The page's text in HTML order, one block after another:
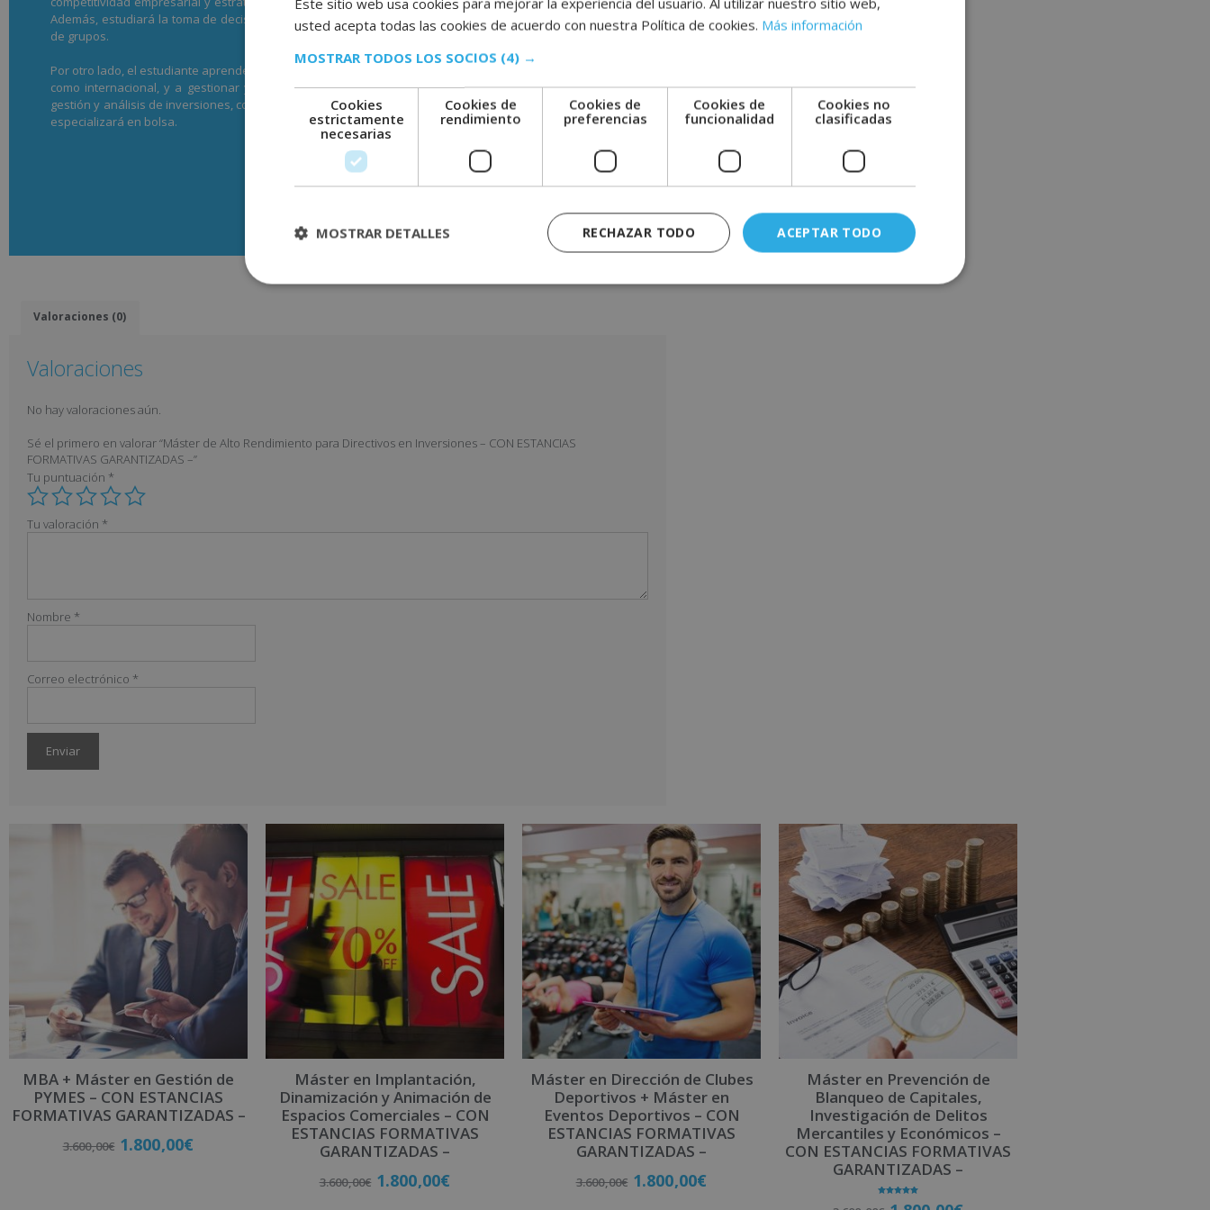
Además, estudiará la toma de decisiones y la resolución de conflictos a través de técnicas de dinámica
de grupos.
Por otro lado, el estudiante aprenderá todo lo necesario sobre financiación empresarial, a nivel nacional
como internacional, y a gestionar y analizar los riesgos financieros. Asimismo, se especializará en la
gestión y análisis de inversiones, conociendo los tipos y situaciones especiales que existen. También se
especializará en bolsa.
Valoraciones (0)
Valoraciones
No hay valoraciones aún.
Sé el primero en valorar “Máster de Alto Rendimiento para Directivos en Inversiones – CON ESTANCIAS
FORMATIVAS GARANTIZADAS –”
Tu puntuación *
Tu valoración *
Nombre *
Correo electrónico *
MBA + Máster en Gestión de
PYMES – CON ESTANCIAS
FORMATIVAS GARANTIZADAS –
3.600,00€ 1.800,00€
Máster en Implantación,
Dinamización y Animación de
Espacios Comerciales – CON
ESTANCIAS FORMATIVAS
GARANTIZADAS –
3.600,00€ 1.800,00€
Máster en Dirección de Clubes
Deportivos + Máster en
Eventos Deportivos – CON
ESTANCIAS FORMATIVAS
GARANTIZADAS –
3.600,00€ 1.800,00€
Máster en Prevención de
Blanqueo de Capitales,
Investigación de Delitos
Mercantiles y Económicos –
CON ESTANCIAS FORMATIVAS
GARANTIZADAS –
con
usted acepta todas las cookies de acuerdo con nuestra Política de cookies. Más información
MOSTRAR TODOS LOS SOCIOS (4) →
Cookies
estrictamente
necesarias
Cookies de
rendimiento
Cookies de
preferencias
Cookies de
funcionalidad
Cookies no
clasificadas
ACEPTAR TODO
RECHAZAR TODO
MOSTRAR DETALLES